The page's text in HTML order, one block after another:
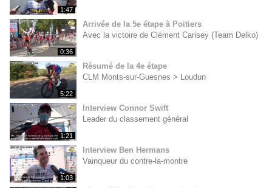
1:47
0:36
Arrivée de la 5e étape à Poitiers
Avec la victoire de Clément Carisey (Team Delko)
5:22
Résumé de la 4e étape
CLM Monts-sur-Guesnes > Loudun
1:21
Interview Connor Swift
Leader du classement général
1:03
Interview Ben Hermans
Vainqueur du contre-la-montre